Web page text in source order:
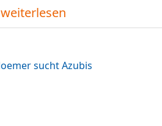
weiterlesen